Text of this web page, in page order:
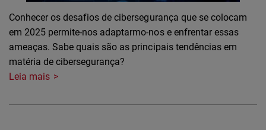
Conhecer os desafios de cibersegurança que se colocam
em 2025 permite-nos adaptarmo-nos e enfrentar essas
ameaças. Sabe quais são as principais tendências em
matéria de cibersegurança?
Leia mais